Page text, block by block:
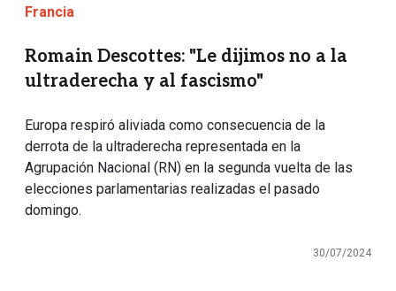
Francia
Romain Descottes: "Le dijimos no a la
ultraderecha y al fascismo"
Europa respiró aliviada como consecuencia de la
derrota de la ultraderecha representada en la
Agrupación Nacional (RN) en la segunda vuelta de las
elecciones parlamentarias realizadas el pasado
domingo.
30/07/2024